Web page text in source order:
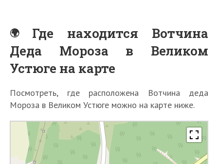
Где находится Вотчина
Деда Мороза в Великом
Устюге на карте
Посмотреть, где расположена Вотчина деда
Мороза в Великом Устюге можно на карте ниже.